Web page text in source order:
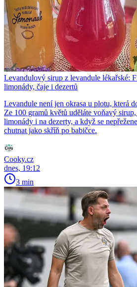
Levandulový sirup z levandule lékařské:
limonády, čaje i dezertů
Levandule není jen okrasa u plotu, která
Ze 100 gramů květů uděláte voňavý
limonády i na dezerty, a když se
chutnat jako skříň po babičce.
Cooky.cz
dnes, 19:12
3 min